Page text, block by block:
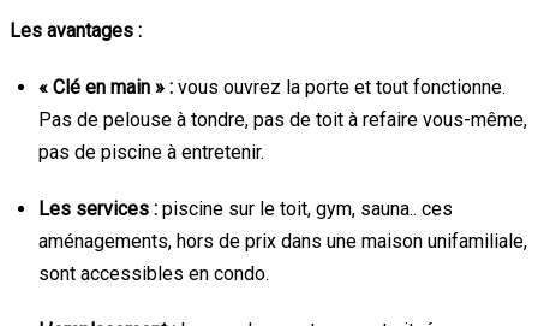
Les avantages :
« Clé en main » : vous ouvrez la porte et tout fonctionne.
Pas de pelouse à tondre, pas de toit à refaire vous-même,
pas de piscine à entretenir.
Les services : piscine sur le toit, gym, sauna.. ces
aménagements, hors de prix dans une maison unifamiliale,
sont accessibles en condo.